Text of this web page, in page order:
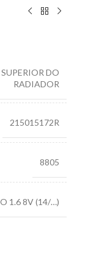
DO
RADIADOR
215015172R
8805
1.6 8V (14/…)